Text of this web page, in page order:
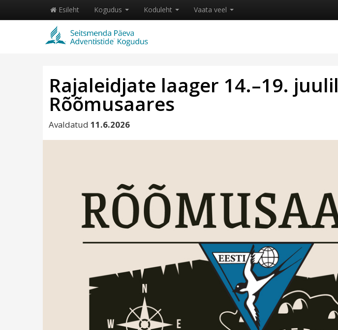
Esileht Kogudus Koduleht Vaata veel
Rajaleidjate laager 14.–19. juulil
Rõõmusaares
Avaldatud 11.6.2026